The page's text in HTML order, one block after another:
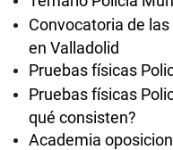
Convocatoria de
en Valladolid
Pruebas físicas
Pruebas físicas
qué consisten?
Academia